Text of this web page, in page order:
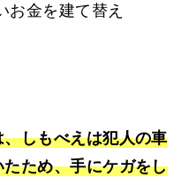
お金を建て替え
しもべえは犯人の車
ため、手にケガをし